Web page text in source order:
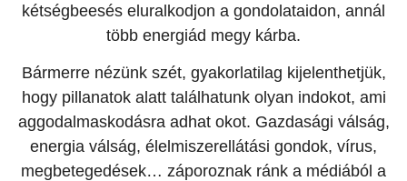
kétségbeesés eluralkodjon a gondolataidon, annál
több energiád megy kárba.
Bármerre nézünk szét, gyakorlatilag kijelenthetjük,
hogy pillanatok alatt találhatunk olyan indokot, ami
aggodalmaskodásra adhat okot. Gazdasági válság,
energia válság, élelmiszerellátási gondok, vírus,
megbetegedések… záporoznak ránk a médiából a